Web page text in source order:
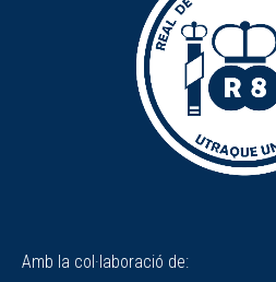
Amb la col·laboració de: